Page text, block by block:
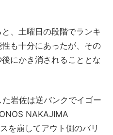
、土曜日の段階でランキ
も十分にあったが、その
にかき消されることとな
岩佐は逆バンクでイゴー
NAKAJIMA
を崩してアウト側のバリ